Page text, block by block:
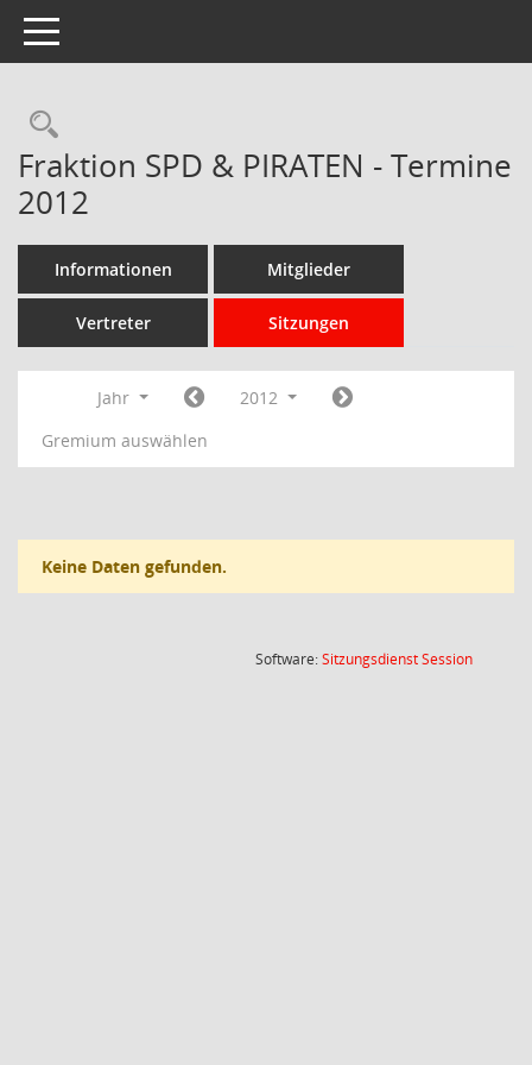
Toggle navigation
Rechercheauswahl
Fraktion SPD & PIRATEN - Termine
2012
Informationen Mitglieder
Vertreter Sitzungen
Jahr
2012
Gremium auswählen
Keine Daten gefunden.
Software:SitzungsdienstSession(Wird in